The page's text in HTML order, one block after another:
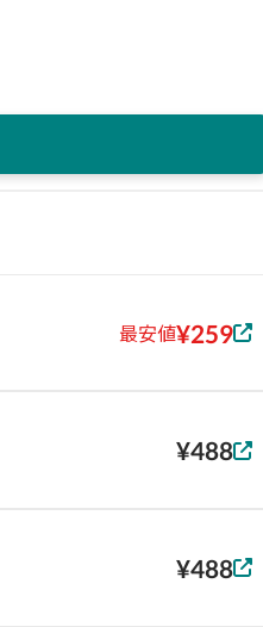
最安値¥259
¥488
¥488